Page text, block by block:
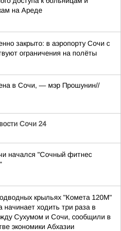
на Ареде
закрыто: в аэропорту Сочи с
ограничения на полёты
в Сочи, — мэр Прошунин//
Сочи 24
начался "Сочный фитнес
крыльях "Комета 120М"
начинает ходить три раза в
Сухумом и Сочи, сообщили в
экономики Абхазии